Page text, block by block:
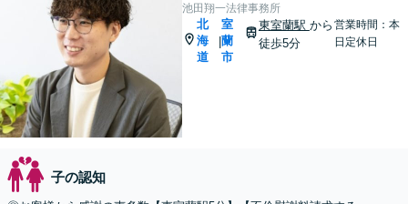
池田翔一法律事務所
北
海
道
|
室
蘭
市
東室蘭駅 から
徒歩5分
営業時間：本
日定休日
子の認知